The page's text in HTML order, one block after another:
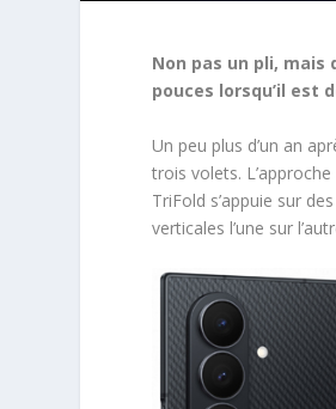
Non pas un pli, mais
pouces lorsqu’il est
Un peu plus d’un an
trois volets.
TriFold s’appuie sur
verticales l’une sur